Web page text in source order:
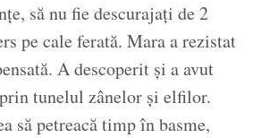
să nu fie descurajați de 2
pe cale ferată. Mara a rezistat
A descoperit și a avut
prin tunelul zânelor și elfilor.
să petreacă timp în basme,